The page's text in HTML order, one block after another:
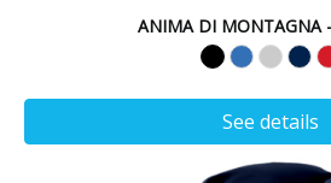
ANIMA DI MONTAGNA
See details